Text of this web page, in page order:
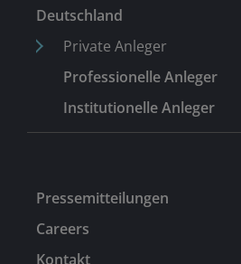
Deutschland
Private Anleger
Professionelle Anleger
Institutionelle Anleger
Pressemitteilungen
Careers
Kontakt